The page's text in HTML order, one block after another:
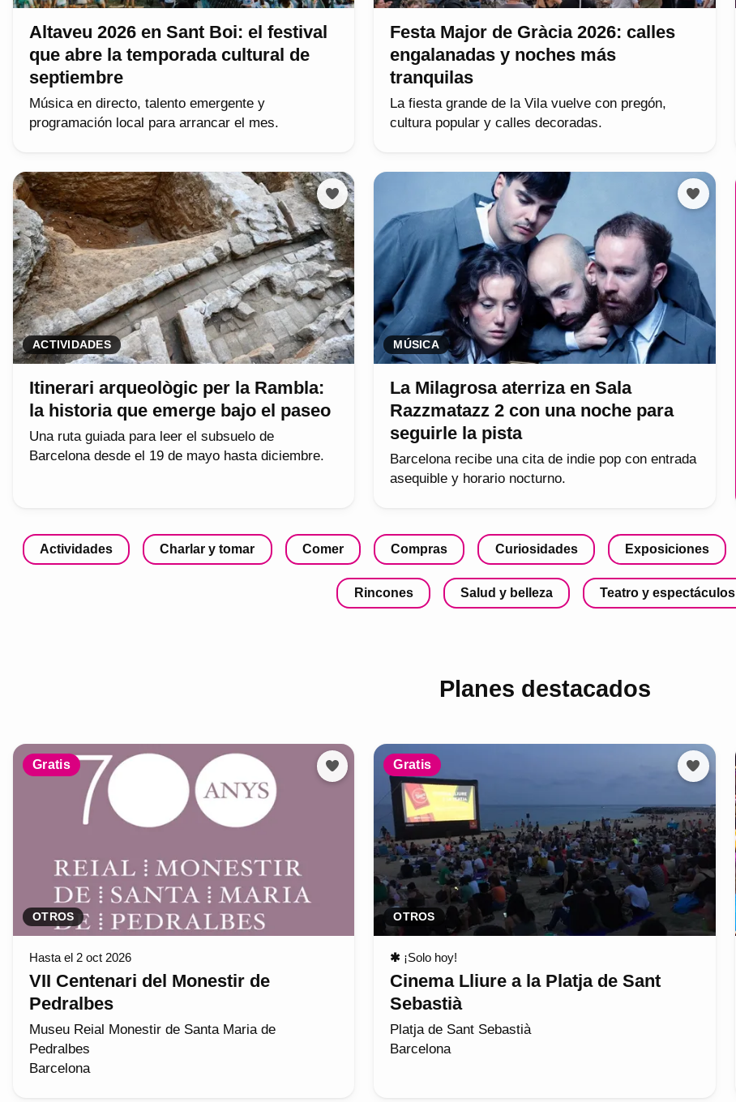
Altaveu 2026 en Sant Boi: el festival
que abre la temporada cultural de
septiembre
Música en directo, talento emergente y
programación local para arrancar el mes.
Festa Major de Gràcia 2026: calles
engalanadas y noches más
tranquilas
La fiesta grande de la Vila vuelve con pregón,
cultura popular y calles decoradas.
ACTIVIDADES
Itinerari arqueològic per la Rambla:
la historia que emerge bajo el paseo
Una ruta guiada para leer el subsuelo de
Barcelona desde el 19 de mayo hasta diciembre.
MÚSICA
La Milagrosa aterriza en Sala
Razzmatazz 2 con una noche para
seguirle la pista
Barcelona recibe una cita de indie pop con entrada
asequible y horario nocturno.
Actividades Charlar y tomar Comer Compras Curiosidades Exposiciones
Rincones Salud y belleza Teatro y espectáculos
Planes destacados
Gratis
OTROS
Hasta el 2 oct 2026
VII Centenari del Monestir de
Pedralbes
Museu Reial Monestir de Santa Maria de
Pedralbes
Barcelona
Gratis
OTROS
✱ ¡Solo hoy!
Cinema Lliure a la Platja de Sant
Sebastià
Platja de Sant Sebastià
Barcelona